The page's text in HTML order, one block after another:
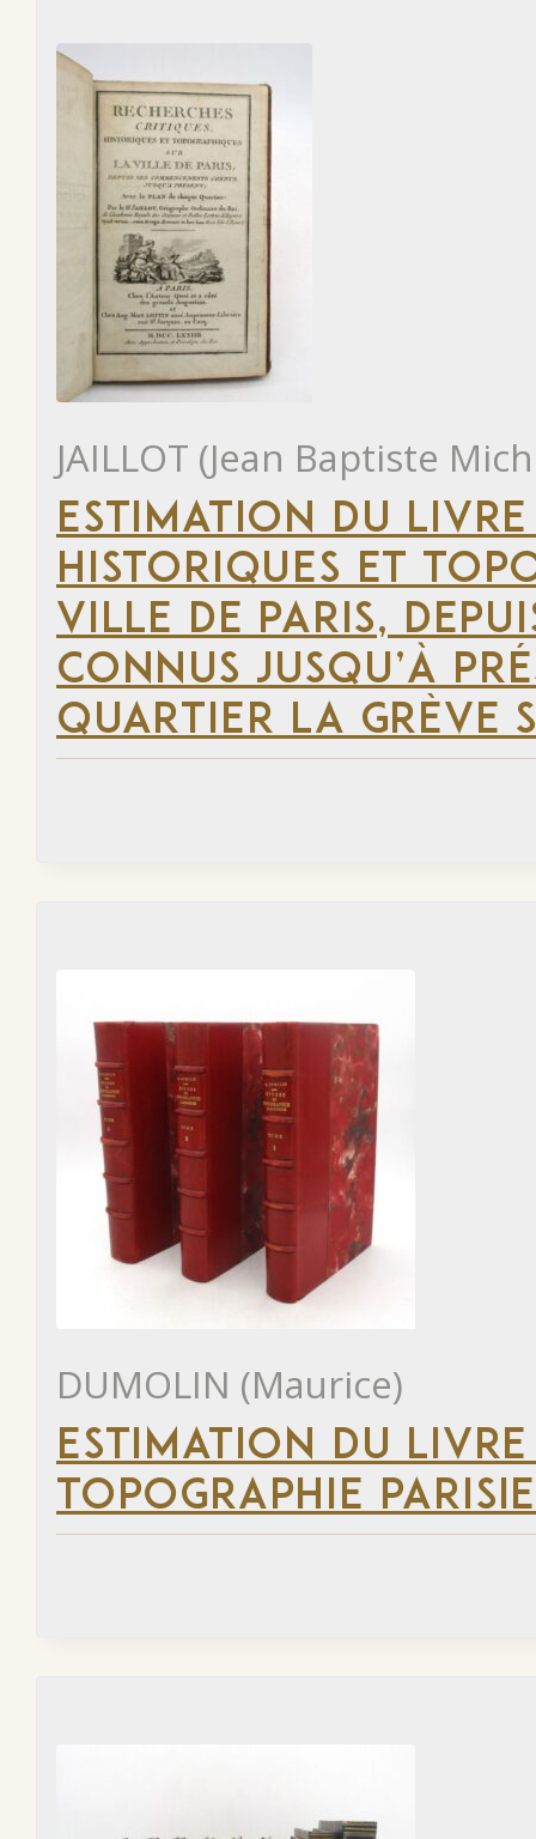
JAILLOT (Jean Baptiste
ESTIMATION DU
HISTORIQUES ET
VILLE DE PARIS,
CONNUS JUSQU’À
QUARTIER LA GRÈVE
DUMOLIN (Maurice)
ESTIMATION DU
TOPOGRAPHIE